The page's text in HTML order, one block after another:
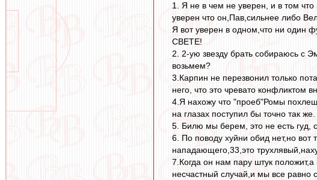
1. Я не в чем не уверен, и в том
уверен что он,Пав,сильнее либо
Я вот уверен в одном,что ни один
СВЕТЕ!
2. 2-ую звезду брать собираюсь с
возьмем?
3.Карпин не перезвонил только
него, что это чревато конфликтом
4.Я нахожу что "проеб"Ромы
на глазах поступил бы точно так же.
5. Билю мы берем, это не есть гуд,
6. По поводу хуйни обид нет,но
нападающего,33,это
7.Когда он нам пару штук
несчастный случай,и мы все равно